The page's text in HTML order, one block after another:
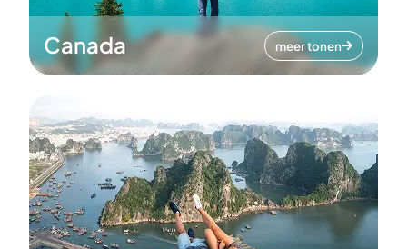
Canada meer tonen